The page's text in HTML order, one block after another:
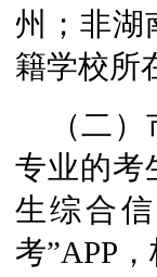
州；非湖
籍学校所
（二
专业的考
生综合
考”APP